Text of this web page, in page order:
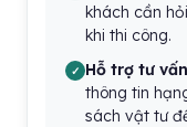
khách cần
khi thi công.
Hỗ trợ tư
thông tin
sách vật tư